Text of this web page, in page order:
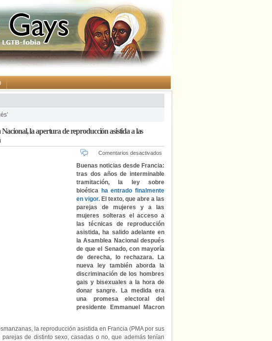
la apertura de reproducción asistida a las
Comentarios desactivados
Buenas noticias desde Francia:
tras dos años de interminable
tramitación, la ley sobre
bioética ha entrado finalmente
en vigor. El texto, que abre a las
parejas de mujeres y a las
mujeres solteras el acceso a
las técnicas de reproducción
asistida, ha salido adelante en
la Asamblea Nacional después
de que el Senado, con mayoría
de derecha, lo rechazara. La
nueva ley también aborda la
discriminación de los hombres
gais y bisexuales a la hora de
donar sangre. La medida era
una promesa electoral del
presidente Emmanuel Macron
la reproducción asistida en Francia (PMA por sus
de distinto sexo, casadas o no, que además tenían